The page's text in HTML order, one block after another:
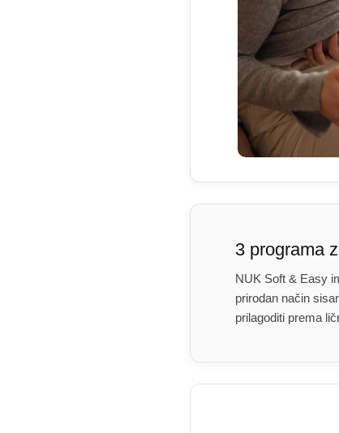
3 programa
NUK Soft & Easy
prirodan način
prilagoditi prema